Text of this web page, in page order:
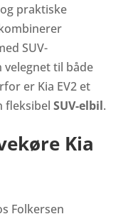
praktiske
SUV-
til både
er Kia EV2 et
fleksibel SUV-elbil.
Kia
Folkersen